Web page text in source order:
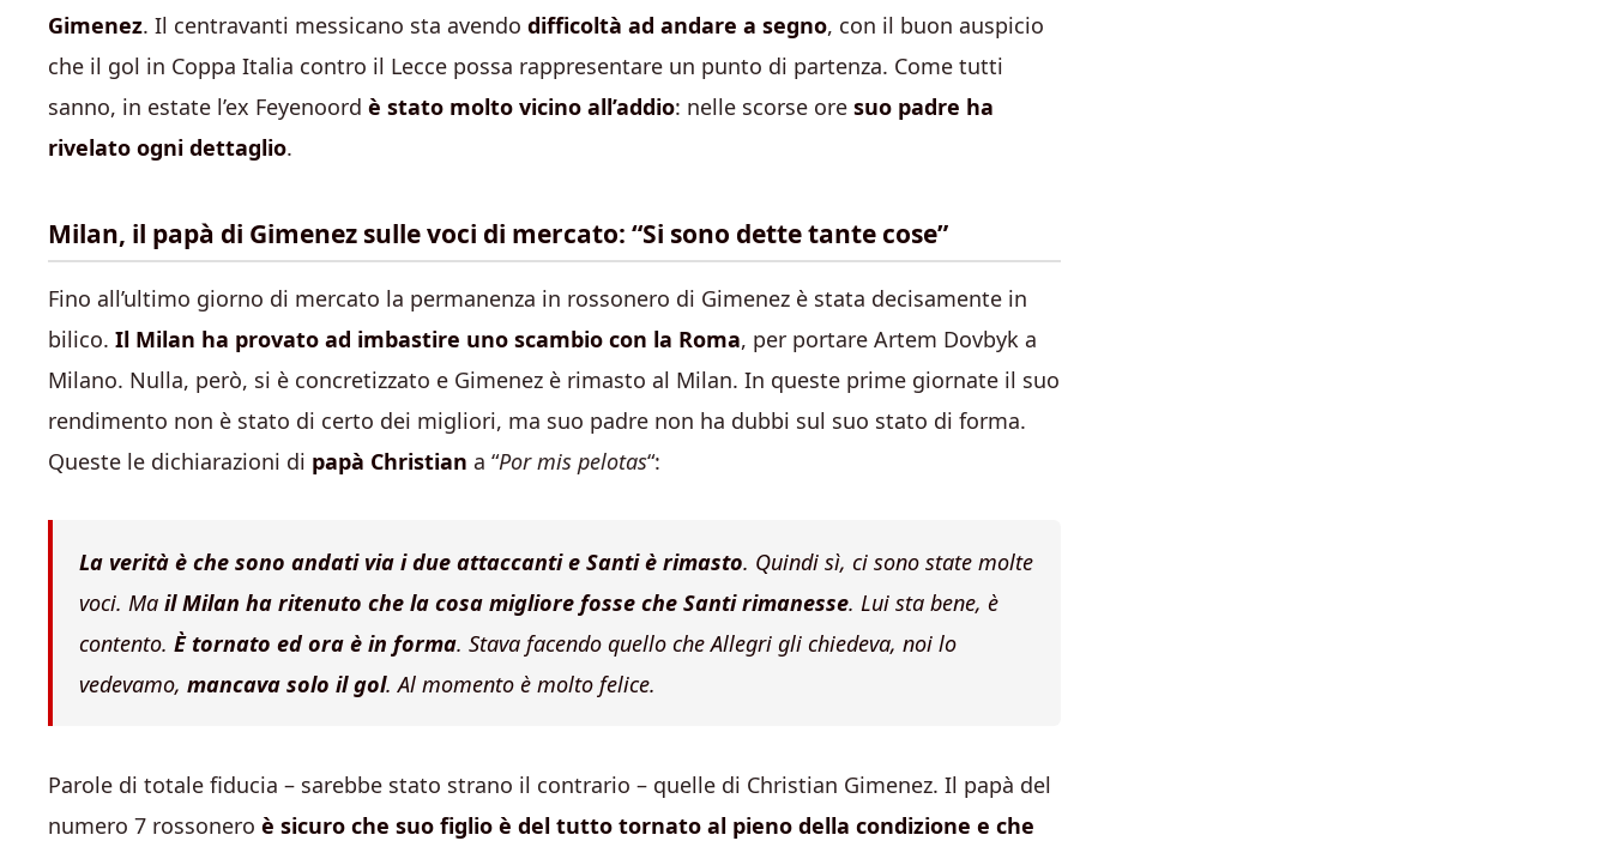
Gimenez. Il centravanti messicano sta avendo difficoltà ad andare a segno, con il buon auspicio
che il gol in Coppa Italia contro il Lecce possa rappresentare un punto di partenza. Come tutti
sanno, in estate l’ex Feyenoord è stato molto vicino all’addio: nelle scorse ore suo padre ha
rivelato ogni dettaglio.
Milan, il papà di Gimenez sulle voci di mercato: “Si sono dette tante cose”
Fino all’ultimo giorno di mercato la permanenza in rossonero di Gimenez è stata decisamente in
bilico. Il Milan ha provato ad imbastire uno scambio con la Roma, per portare Artem Dovbyk a
Milano. Nulla, però, si è concretizzato e Gimenez è rimasto al Milan. In queste prime giornate il suo
rendimento non è stato di certo dei migliori, ma suo padre non ha dubbi sul suo stato di forma.
Queste le dichiarazioni di papà Christian a “Por mis pelotas“:
La verità è che sono andati via i due attaccanti e Santi è rimasto. Quindi sì, ci sono state molte
voci. Ma il Milan ha ritenuto che la cosa migliore fosse che Santi rimanesse. Lui sta bene, è
contento. È tornato ed ora è in forma. Stava facendo quello che Allegri gli chiedeva, noi lo
vedevamo, mancava solo il gol. Al momento è molto felice.
Parole di totale fiducia – sarebbe stato strano il contrario – quelle di Christian Gimenez. Il papà del
numero 7 rossonero è sicuro che suo figlio è del tutto tornato al pieno della condizione e che